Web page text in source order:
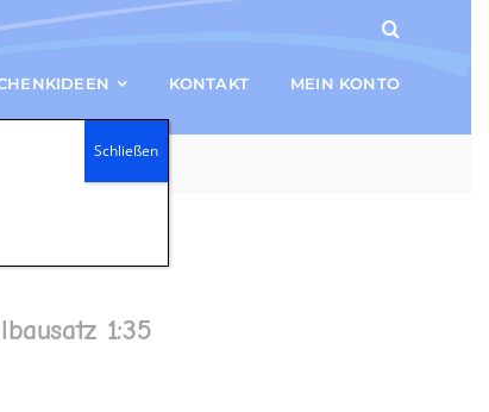
KONTAKT MEIN KONTO
1:35
Schließen